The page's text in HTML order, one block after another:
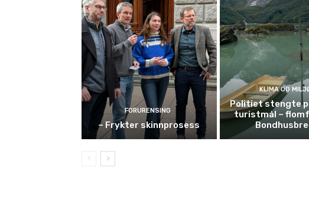
FORURENSING
– Frykter skinnprosess
KLIMA OG
Politiet stengte
turistmål –